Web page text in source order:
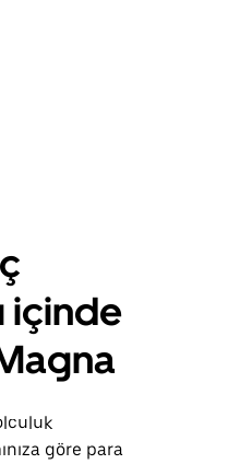
içinde
göre para